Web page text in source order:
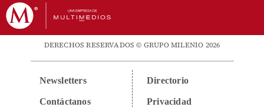
DERECHOS RESERVADOS © GRUPO MILENIO 2026
Newsletters
Contáctanos
Directorio
Privacidad